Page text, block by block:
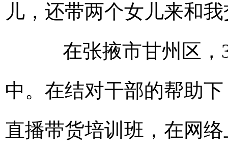
儿，还带两个女儿来和
在张掖市甘州区，
中。在结对干部的帮助
直播带货培训班，在网